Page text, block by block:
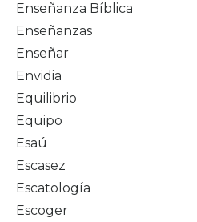
Enseñanza Bíblica
Enseñanzas
Enseñar
Envidia
Equilibrio
Equipo
Esaú
Escasez
Escatología
Escoger